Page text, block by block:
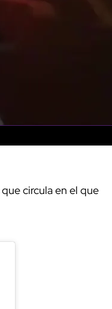
que circula en el que